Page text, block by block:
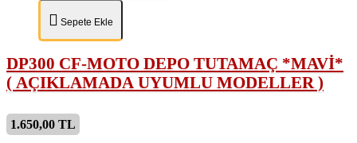
Sepete Ekle
DP300 CF-MOTO DEPO TUTAMAÇ *MAVİ*
( AÇIKLAMADA UYUMLU MODELLER )
1.650,00 TL